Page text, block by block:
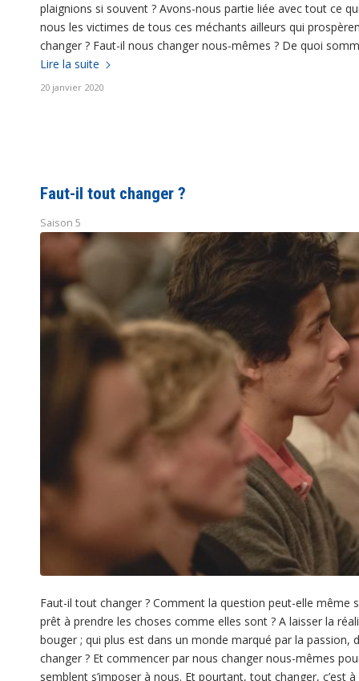
plaignions si souvent ? Avons-nous partie liée avec tout ce
nous les victimes de tous ces méchants ailleurs qui
changer ? Faut-il nous changer nous-mêmes ? De quoi
Lire la suite
20 janvier 2020
Faut-il tout changer ?
Saison 5
Faut-il tout changer ? Comment la question peut-elle même
prêt à prendre les choses comme elles sont ? A laisser la
bouger ; qui plus est dans un monde marqué par la
changer ? Et commencer par nous changer nous-mêmes
semblent s’imposer à nous. Et pourtant, tout changer, c’est